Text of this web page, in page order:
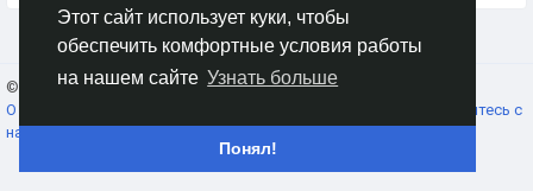
Этот сайт использует куки, чтобы
обеспечить комфортные условия работы
на нашем сайте Узнать больше
Понял!
© 2026 AnimeSocial.SU - Первая аниме сеть!
О нас
Свяжитесь с
нами